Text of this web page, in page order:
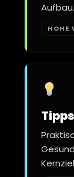
Aufbau.
HOHE